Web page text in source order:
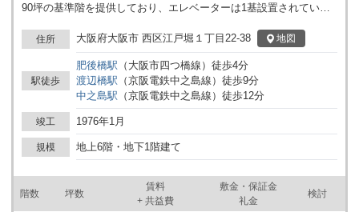
高い利便性と機能性で、働く人々にとって快適で刺激的なビジネス
90坪の基準階を提供しており、エレベーターは1基設置されていま
しやすいのが特長です。 ビル内には、機械式立体駐車場が敷地内に
設置されており、車でのアクセスが便利です。主な設備としては、
各階に男女別トイレと個別空調を完備しており、快適なオフィス環
境を提供します。また、セキュリティも機械警備によって確保され
ていますので、安全を重視される企業様にも最適です。 立地面で
は、地下鉄四つ橋線の「肥後橋駅」が最寄り駅で、徒歩圏内に渡辺
橋駅も利用可能です。交通アクセスの良さが魅力で、通勤の利便性
は申し分ありません。ビルの並びには結婚式場「アスタープレイ
ス」が営業しており、ビジネスにおいて顧客や訪問者への良い印象
を与えることでしょう。 周辺環境は非常に充実しており、土佐堀通
近くに位置するため、周りにはオフィスビルや飲食店が数多く建ち
並んでいます。ランチタイムや仕事終わりのビジネスミーティング
住所 大阪府大阪市 西区江戸堀１丁目22-38 地図
駅徒歩
肥後橋駅 （ 大阪市四つ橋線 ） 徒歩4分
渡辺橋駅 （京阪電鉄中之島線 ） 徒歩9分
中之島駅 （京阪電鉄中之島線 ） 徒歩12分
竣工 1976年1月
規模 地上6階・地下1階建て
階数 坪数
賃料
+ 共益費
敷金・保証金
礼金
検討